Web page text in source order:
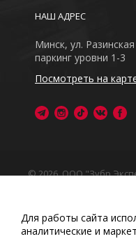
НАШ АДРЕС
Минск, ул.
паркинг уровни 1-3
Посмотреть на
© 2026, ООО "Зубр
Обращаем Ваше
сайт носит
Любое использование
Для работы сайта
аналитические и